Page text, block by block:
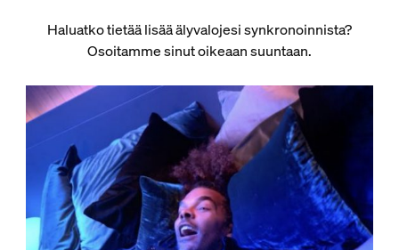
Haluatko tietää lisää älyvalojesi synkronoinnista?
Osoitamme sinut oikeaan suuntaan.